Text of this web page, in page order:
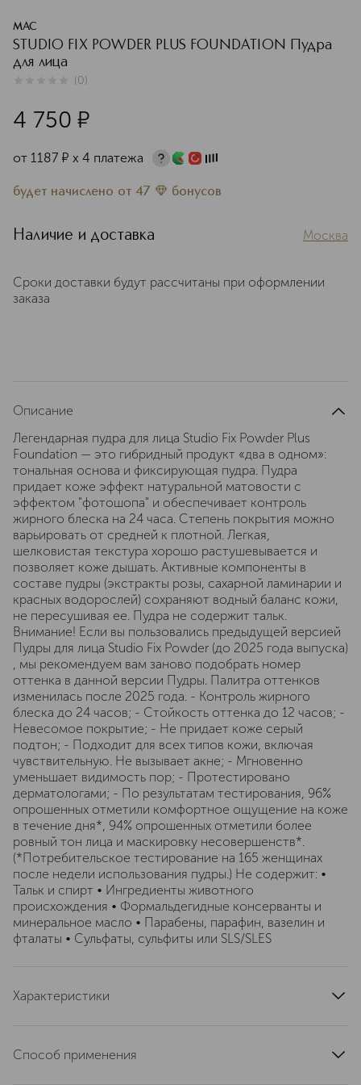
MAC
STUDIO FIX POWDER PLUS FOUNDATION Пудра
для лица
(0)
4 750 ¤
от 1187 ¤ х 4 платежа
будет начислено от 47 бонусов
Наличие и доставка Москва
Сроки доставки будут рассчитаны при оформлении
заказа
Описание
Легендарная пудра для лица Studio Fix Powder Plus
Foundation — это гибридный продукт «два в одном»:
тональная основа и фиксирующая пудра. Пудра
придает коже эффект натуральной матовости с
эффектом "фотошопа" и обеспечивает контроль
жирного блеска на 24 часа. Степень покрытия можно
варьировать от средней к плотной. Легкая,
шелковистая текстура хорошо растушевывается и
позволяет коже дышать. Активные компоненты в
составе пудры (экстракты розы, сахарной ламинарии и
красных водорослей) сохраняют водный баланс кожи,
не пересушивая ее. Пудра не содержит тальк.
Внимание! Если вы пользовались предыдущей версией
Пудры для лица Studio Fix Powder (до 2025 года выпуска)
, мы рекомендуем вам заново подобрать номер
оттенка в данной версии Пудры. Палитра оттенков
изменилась после 2025 года. - Контроль жирного
блеска до 24 часов; - Стойкость оттенка до 12 часов; -
Невесомое покрытие; - Не придает коже серый
подтон; - Подходит для всех типов кожи, включая
чувствительную. Не вызывает акне; - Мгновенно
уменьшает видимость пор; - Протестировано
дерматологами; - По результатам тестирования, 96%
опрошенных отметили комфортное ощущение на коже
в течение дня*, 94% опрошенных отметили более
ровный тон лица и маскировку несовершенств*.
(*Потребительское тестирование на 165 женщинах
после недели использования пудры.) Не содержит: •
Тальк и спирт • Ингредиенты животного
происхождения • Формальдегидные консерванты и
минеральное масло • Парабены, парафин, вазелин и
фталаты • Сульфаты, сульфиты или SLS/SLES
Характеристики
область применения
Способ применения